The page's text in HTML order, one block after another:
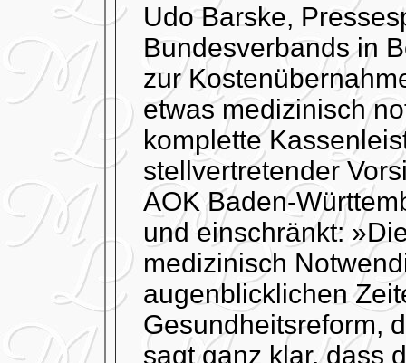
Udo Barske,
Bundesverbands in
zur
etwas medizinisch
komplette
stellvertretender
AOK Baden-
und einschränkt:
medizinisch
augenblicklichen
Gesundheitsreform,
sagt ganz klar, dass